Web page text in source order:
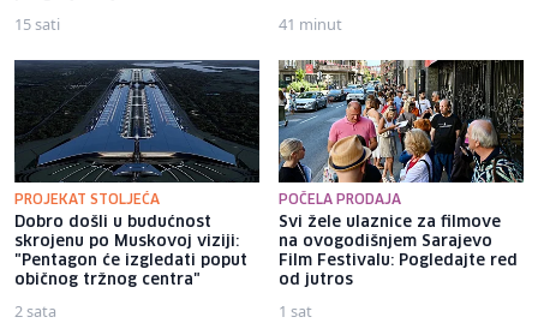
15 sati 41 minut
PROJEKAT STOLJEĆA
Dobro došli u budućnost
skrojenu po Muskovoj viziji:
"Pentagon će izgledati poput
običnog tržnog centra"
2 sata
POČELA PRODAJA
Svi žele ulaznice za filmove
na ovogodišnjem Sarajevo
Film Festivalu: Pogledajte red
od jutros
1 sat